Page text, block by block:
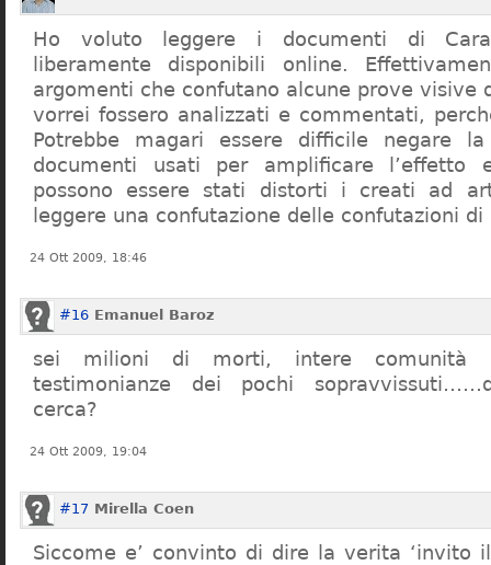
Ho voluto leggere i documenti di
liberamente disponibili online.
argomenti che confutano alcune prove visive
vorrei fossero analizzati e commentati,
Potrebbe magari essere difficile negare
documenti usati per amplificare l’effetto
possono essere stati distorti i creati ad
leggere una confutazione delle confutazioni di
24 Ott 2009, 18:46
#16 Emanuel Baroz
sei milioni di morti, intere comunità
testimonianze dei pochi
cerca?
24 Ott 2009, 19:04
#17 Mirella Coen
Siccome e’ convinto di dire la verita ‘invito